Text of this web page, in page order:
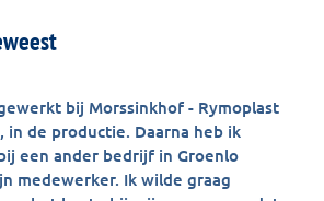
bij Morssinkhof - Rymoplast
in de productie. Daarna heb ik
een ander bedrijf in Groenlo
medewerker. Ik wilde graag